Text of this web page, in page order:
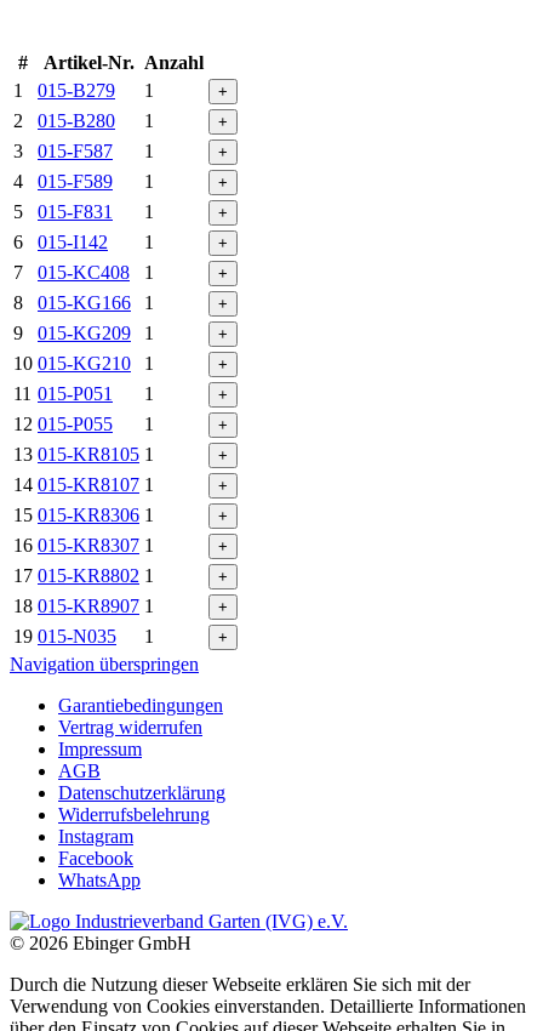
# Artikel-Nr. Anzahl
1
015-B279 1 +
2 015-B280 1 +
3 015-F587 1 +
4 015-F589 1 +
5 015-F831 1 +
6 015-I142 1 +
7 015-KC408 1 +
8 015-KG166 1 +
9 015-KG209 1 +
10 015-KG210 1 +
11 015-P051 1 +
12 015-P055 1 +
13 015-KR8105 1 +
14 015-KR8107 1 +
15 015-KR8306 1 +
16 015-KR8307 1 +
17 015-KR8802 1 +
18 015-KR8907 1 +
19 015-N035 1 +
Navigation überspringen
Garantiebedingungen
Vertrag widerrufen
Impressum
AGB
Datenschutzerklärung
Widerrufsbelehrung
Instagram
Facebook
WhatsApp
© 2026 Ebinger GmbH
Durch die Nutzung dieser Webseite erklären Sie sich mit der
Verwendung von Cookies einverstanden. Detaillierte Informationen